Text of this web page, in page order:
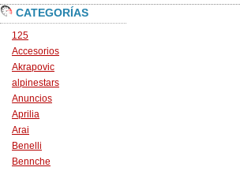
CATEGORÍAS
125
Accesorios
Akrapovic
alpinestars
Anuncios
Aprilia
Arai
Benelli
Bennche